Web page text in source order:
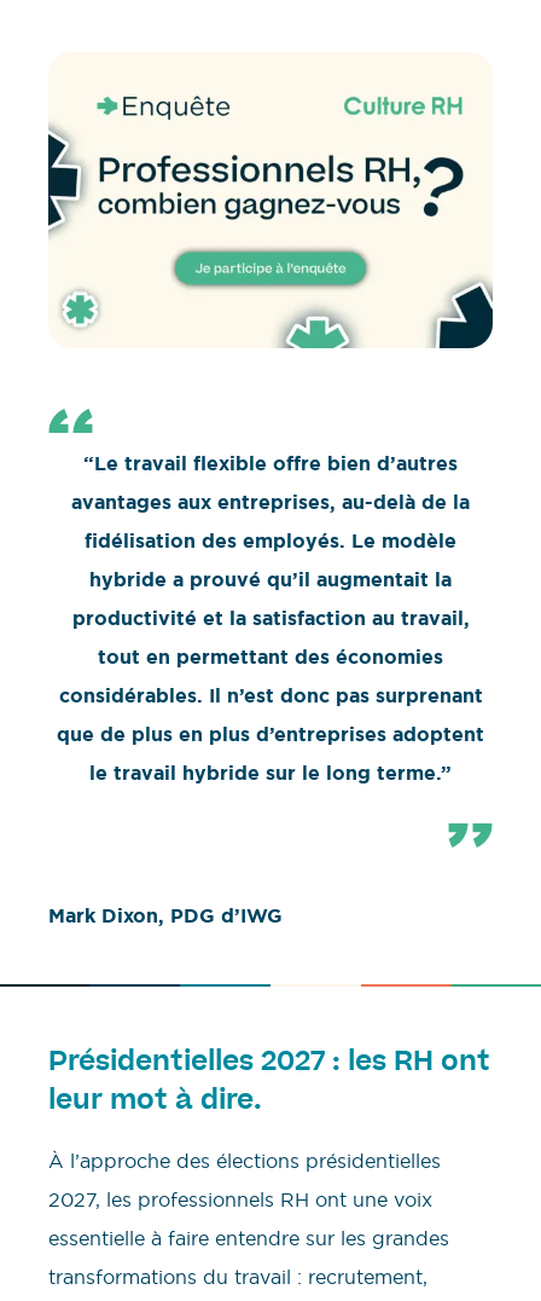
“Le travail flexible offre bien d’autres
avantages aux entreprises, au-delà de la
fidélisation des employés. Le modèle
hybride a prouvé qu’il augmentait la
productivité et la satisfaction au travail,
tout en permettant des économies
considérables. Il n’est donc pas surprenant
que de plus en plus d’entreprises adoptent
le travail hybride sur le long terme.”
Mark Dixon, PDG d’IWG
Présidentielles 2027 : les RH ont
leur mot à dire.
À l’approche des élections présidentielles
2027, les professionnels RH ont une voix
essentielle à faire entendre sur les grandes
transformations du travail : recrutement,